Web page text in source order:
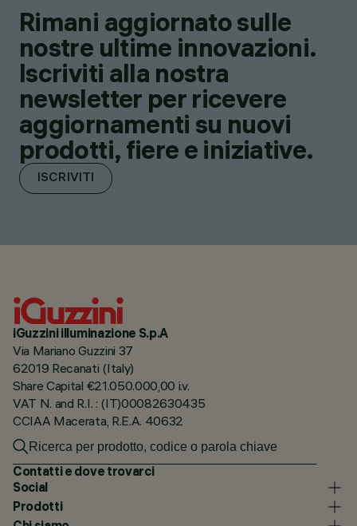
Rimani aggiornato sulle
nostre ultime innovazioni.
Iscriviti alla nostra
newsletter per ricevere
aggiornamenti su nuovi
prodotti, fiere e iniziative.
ISCRIVITI
iGuzzini illuminazione S.p.A
Via Mariano Guzzini 37
62019 Recanati (Italy)
Share Capital €21.050.000,00 i.v.
VAT N. and R.I. : (IT)00082630435
CCIAA Macerata, R.E.A. 40632
Contatti e dove trovarci
Social
Prodotti